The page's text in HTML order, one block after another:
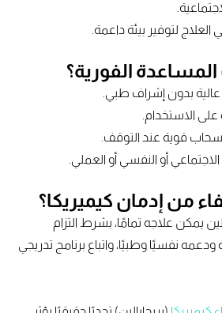
لتوفير بيئة داعمة.
الفورية؟
بدون إشراف طبي.
الاستخدام.
قوية عند التوقف.
أو النفسي أو العملي.
من إدمان كيميريكا؟
يمكن علاجه تمامًا، بشرط التزام
نفسيًا وطبيًا، واتباع برنامج تدريجي